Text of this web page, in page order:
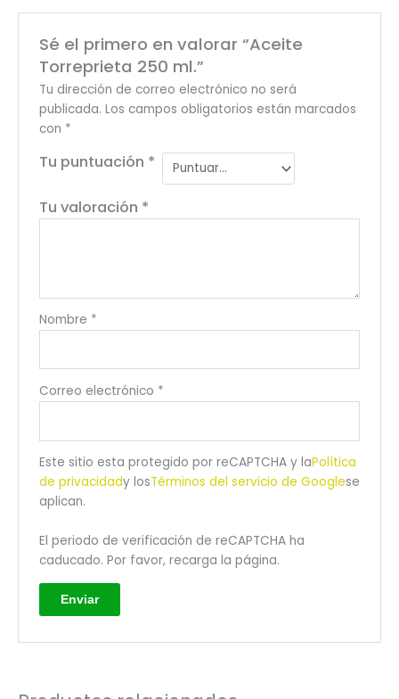
Sé el primero en valorar “Aceite
Torreprieta 250 ml.”
Tu dirección de correo electrónico no será
publicada. Los campos obligatorios están marcados
con *
Tu puntuación *
Tu valoración *
Nombre *
Correo electrónico *
Este sitio esta protegido por reCAPTCHA y laPolítica
de privacidady losTérminos del servicio de Googlese
aplican.
El periodo de verificación de reCAPTCHA ha
caducado. Por favor, recarga la página.